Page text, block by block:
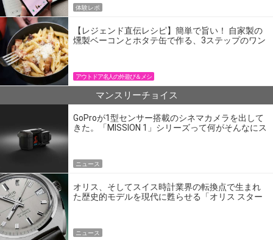
体験レポ
【レジェンド直伝レシピ】簡単で旨い！ 自家製の
燻製ベーコンとホタテ缶で作る、3ステップのワン
アウトドア名人の外遊び＆メシ
マンスリーチョイス
GoProが1型センサー搭載のシネマカメラを出して
きた。「MISSION 1」シリーズって何がそんなにス
ニュース
オリス、そしてスイス時計業界の転換点で生まれ
た歴史的モデルを現代に甦らせる「オリス スター
ニュース